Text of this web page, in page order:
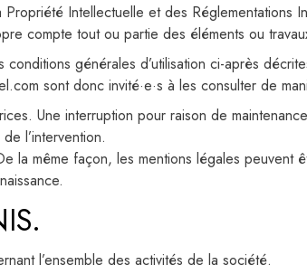
Intellectuelle et des Réglementations
compte tout ou partie des éléments ou
générales d’utilisation ci-après
sont donc invité·e·s à les consulter de
Une interruption pour raison de
l’intervention.
même façon, les mentions légales peuvent
l’ensemble des activités de la société.